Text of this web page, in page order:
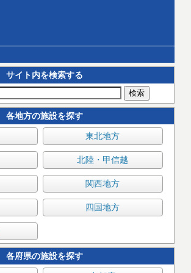
サイト内を検索する
各地方の施設を探す
東北地方
北陸・甲信越
関西地方
四国地方
各府県の施設を探す